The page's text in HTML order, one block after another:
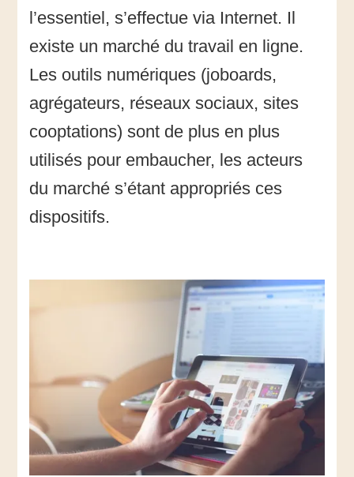
l’essentiel, s’effectue via Internet. Il
existe un marché du travail en ligne.
Les outils numériques (joboards,
agrégateurs, réseaux sociaux, sites
cooptations) sont de plus en plus
utilisés pour embaucher, les acteurs
du marché s’étant appropriés ces
dispositifs.